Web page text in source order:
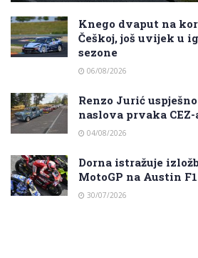
Knego dvaput na
Češkoj, još uvijek u
sezone
06/08/2026
Renzo Jurić
naslova prvaka CEZ-
04/08/2026
Dorna istražuje
MotoGP na Austin F1
30/07/2026